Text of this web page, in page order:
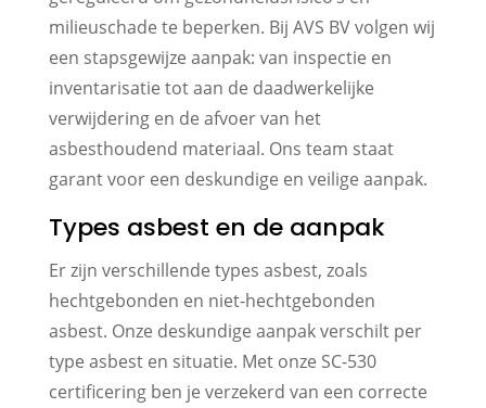
milieuschade te beperken. Bij AVS BV volgen wij
een stapsgewijze aanpak: van inspectie en
inventarisatie tot aan de daadwerkelijke
verwijdering en de afvoer van het
asbesthoudend materiaal. Ons team staat
garant voor een deskundige en veilige aanpak.
Types asbest en de aanpak
Er zijn verschillende types asbest, zoals
hechtgebonden en niet-hechtgebonden
asbest. Onze deskundige aanpak verschilt per
type asbest en situatie. Met onze SC-530
certificering ben je verzekerd van een correcte